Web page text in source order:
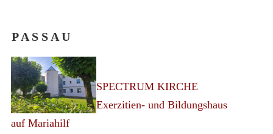
P A S S A U
SPECTRUM KIRCHE
Exerzitien- und Bildungshaus
auf Mariahilf